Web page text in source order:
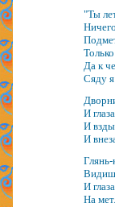
"Ты
Да к
Сяду
И
И
И
И
На